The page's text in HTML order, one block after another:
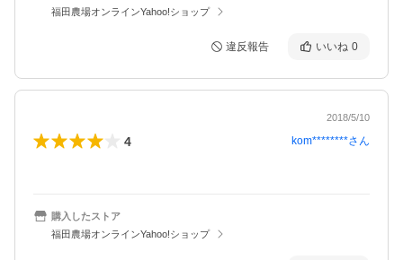
福田農場オンラインYahoo!ショップ
違反報告 いいね 0
2018/5/10
4 kom********さん
購入したストア
福田農場オンラインYahoo!ショップ